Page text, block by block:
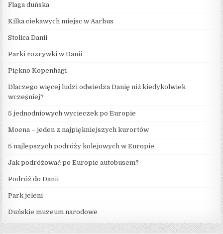
Flaga duńska
Kilka ciekawych miejsc w Aarhus
Stolica Danii
Parki rozrywki w Danii
Piękno Kopenhagi
Dlaczego więcej ludzi odwiedza Danię niż kiedykolwiek
wcześniej?
5 jednodniowych wycieczek po Europie
Moena – jeden z najpiękniejszych kurortów
5 najlepszych podróży kolejowych w Europie
Jak podróżować po Europie autobusem?
Podróż do Danii
Park jeleni
Duńskie muzeum narodowe